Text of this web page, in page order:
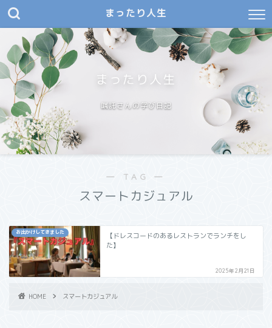
まったり人生
まったり人生
嘱託さんの学び日記
― TAG ―
スマートカジュアル
お出かけしてきました
【ドレスコードのあるレストランでランチをし
た】
2025年2月21日
HOME スマートカジュアル